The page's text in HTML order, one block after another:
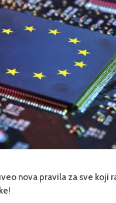
nova pravila za sve koji